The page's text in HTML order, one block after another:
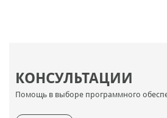
КОНСУЛЬТАЦИИ
Помощь в выборе программного